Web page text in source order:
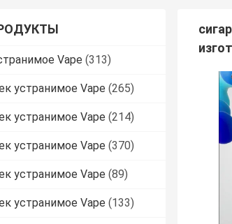
Vape (313)
устранимое Vape (265)
устранимое Vape (214)
устранимое Vape (370)
устранимое Vape (89)
устранимое Vape (133)